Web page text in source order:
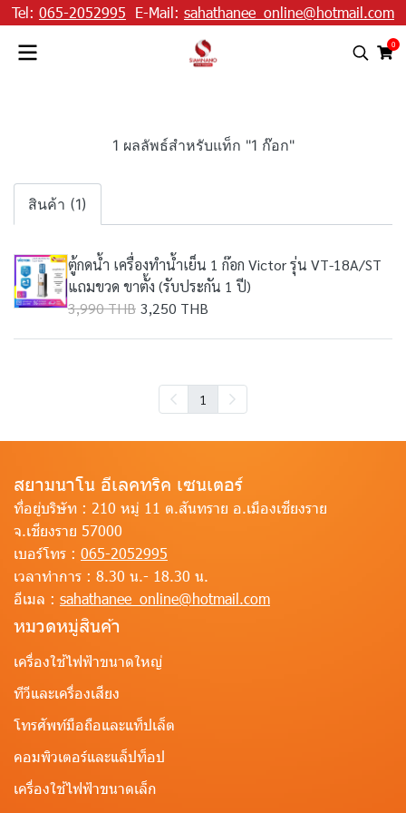
Tel: 065-2052995 E-Mail: sahathanee_online@hotmail.com
0
1 ผลลัพธ์สำหรับแท็ก "1 ก๊อก"
สินค้า (1)
ตู้กดน้ำ เครื่องทำน้ำเย็น 1 ก๊อก Victor รุ่น VT-18A/ST
แถมขวด ขาตั้ง (รับประกัน 1 ปี)
3,990 THB 3,250 THB
1
สยามนาโน อีเลคทริค เซนเตอร์
ที่อยู่บริษัท : 210 หมู่ 11 ต.สันทราย อ.เมืองเชียงราย
จ.เชียงราย 57000
เบอร์โทร : 065-2052995
เวลาทำการ : 8.30 น.- 18.30 น.
อีเมล : sahathanee_online@hotmail.com
หมวดหมู่สินค้า
เครื่องใช้ไฟฟ้าขนาดใหญ่
ทีวีและเครื่องเสียง
โทรศัพท์มือถือและแท็ปเล็ต
คอมพิวเตอร์และแล็ปท็อป
เครื่องใช้ไฟฟ้าขนาดเล็ก